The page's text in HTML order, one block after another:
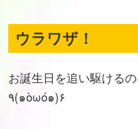
ウラワザ！
お誕生日を追い駆ける
٩(๑òωó๑)۶